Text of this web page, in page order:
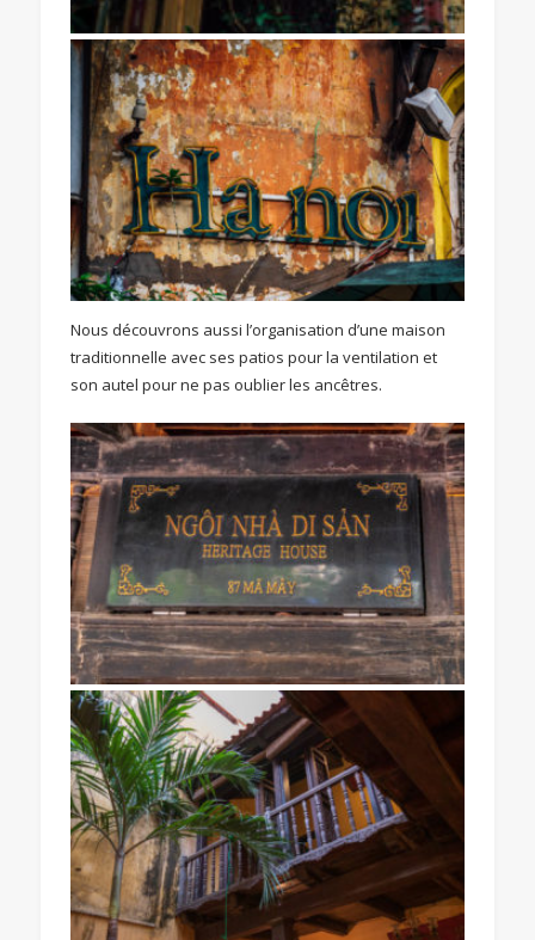
Nous découvrons aussi l’organisation d’une maison
traditionnelle avec ses patios pour la ventilation et
son autel pour ne pas oublier les ancêtres.